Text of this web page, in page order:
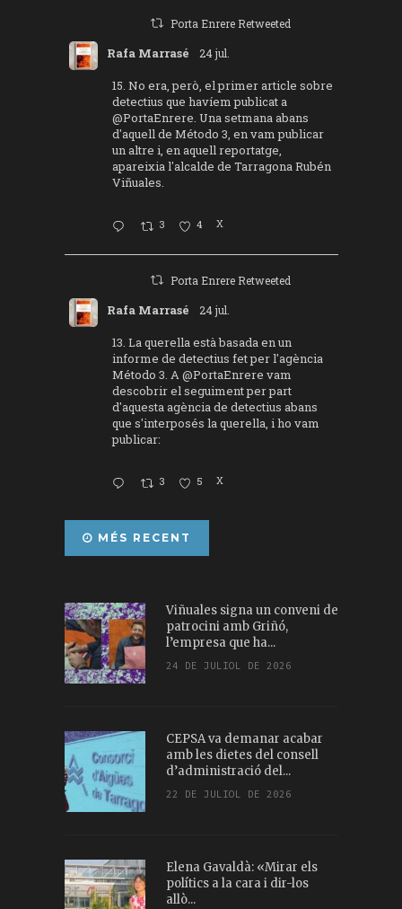
Porta Enrere Retweeted
Rafa Marrasé 24 jul.
15. No era, però, el primer article sobre
detectius que havíem publicat a
@PortaEnrere. Una setmana abans
d'aquell de Método 3, en vam publicar
un altre i, en aquell reportatge,
apareixia l'alcalde de Tarragona Rubén
Viñuales.
3 4 X
Porta Enrere Retweeted
Rafa Marrasé 24 jul.
13. La querella està basada en un
informe de detectius fet per l'agència
Método 3. A@PortaEnrere vam
descobrir el seguiment per part
d'aquesta agència de detectius abans
que s'interposés la querella, i ho vam
publicar:
3 5 X
MÉS RECENT
Viñuales signa un conveni de
patrocini amb Griñó,
l’empresa que ha...
24 DE JULIOL DE 2026
CEPSA va demanar acabar
amb les dietes del consell
d’administració del...
22 DE JULIOL DE 2026
Elena Gavaldà: «Mirar els
polítics a la cara i dir-los
allò...